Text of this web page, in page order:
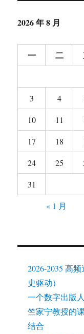
2026 年 8 月
一 二
3
4
10
11
17
18
24
25
31
« 1 月
2026-2035 高
史驱动）
一个数字出版
竺家宁教授的
结合